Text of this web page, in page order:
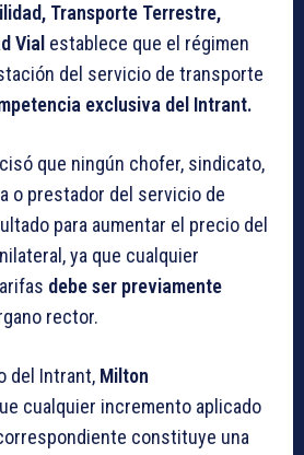
Transporte Terrestre,
Vial establece que el régimen
del servicio de transporte
exclusiva del Intrant.
que ningún chofer, sindicato,
o prestador del servicio de
para aumentar el precio del
ya que cualquier
debe ser previamente
rector.
del Intrant, Milton
cualquier incremento aplicado
constituye una